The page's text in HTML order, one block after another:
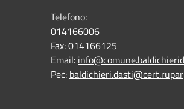
Telefono:
014166006
Fax:014166125
Email:
Pec: